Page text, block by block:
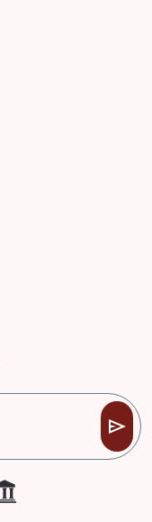
send